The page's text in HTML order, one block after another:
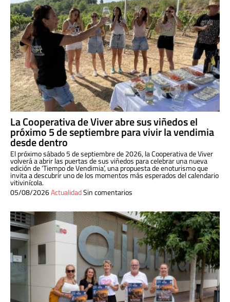
La Cooperativa de Viver abre sus viñedos el
próximo 5 de septiembre para vivir la vendimia
desde dentro
El próximo sábado 5 de septiembre de 2026, la Cooperativa de Viver
volverá a abrir las puertas de sus viñedos para celebrar una nueva
edición de ‘Tiempo de Vendimia’, una propuesta de enoturismo que
invita a descubrir uno de los momentos más esperados del calendario
vitivinícola.
05/08/2026ActualidadSin comentarios